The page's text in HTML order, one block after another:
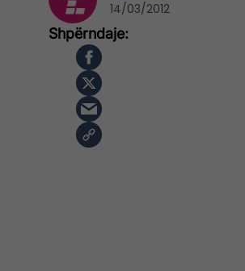
14/03/2012